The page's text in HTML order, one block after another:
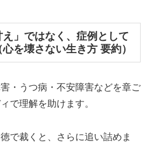
」ではなく、症例として
を壊さない生き方 要約）
・うつ病・不安障害などを章ご
で理解を助けます。
で裁くと、さらに追い詰めま